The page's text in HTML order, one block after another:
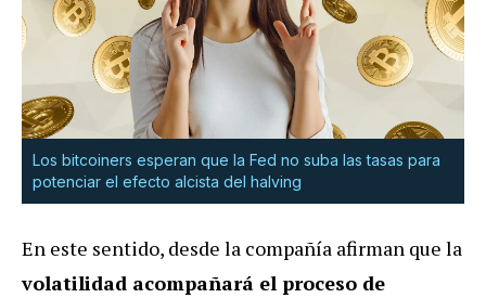
Los bitcoiners esperan que la Fed no suba las tasas para
potenciar el efecto alcista del halving
En este sentido, desde la compañía afirman que la
volatilidad acompañará el proceso de